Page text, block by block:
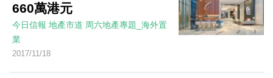
660萬港元
今日信報 地產市道 周六地產專題_海外置
業
2017/11/18